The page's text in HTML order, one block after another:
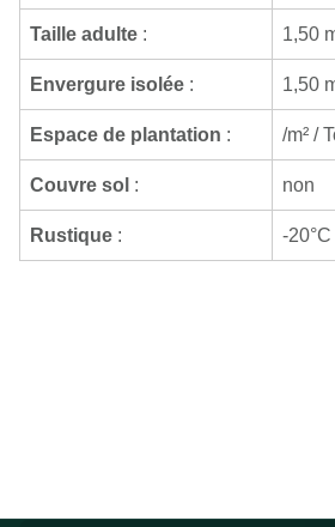
Taille adulte : 1,50
Envergure isolée : 1,50
Espace de plantation : /m² /
Couvre sol : non
Rustique : -20°C